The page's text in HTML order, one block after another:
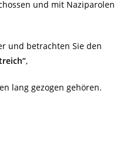
und mit Naziparolen
und betrachten Sie den
,
lang gezogen gehören.